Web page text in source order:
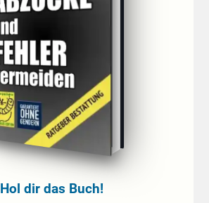
Hol dir das Buch!